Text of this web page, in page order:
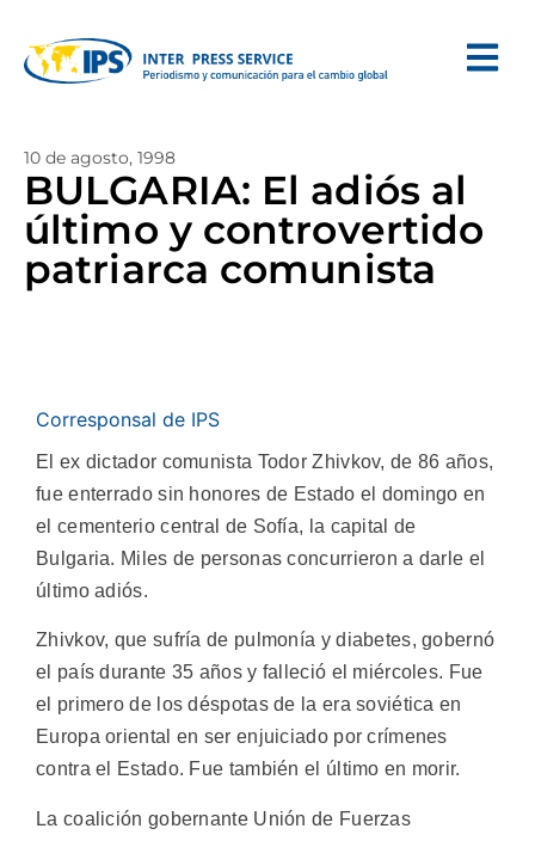
10 de agosto, 1998
BULGARIA: El adiós al
último y controvertido
patriarca comunista
Corresponsal de IPS
El ex dictador comunista Todor Zhivkov, de 86 años,
fue enterrado sin honores de Estado el domingo en
el cementerio central de Sofía, la capital de
Bulgaria. Miles de personas concurrieron a darle el
último adiós.
Zhivkov, que sufría de pulmonía y diabetes, gobernó
el país durante 35 años y falleció el miércoles. Fue
el primero de los déspotas de la era soviética en
Europa oriental en ser enjuiciado por crímenes
contra el Estado. Fue también el último en morir.
La coalición gobernante Unión de Fuerzas